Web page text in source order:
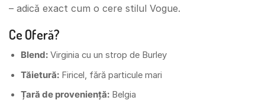
– adică exact cum o cere stilul Vogue.
Ce Oferă?
Blend: Virginia cu un strop de Burley
Tăietură: Firicel, fără particule mari
Țară de proveniență: Belgia